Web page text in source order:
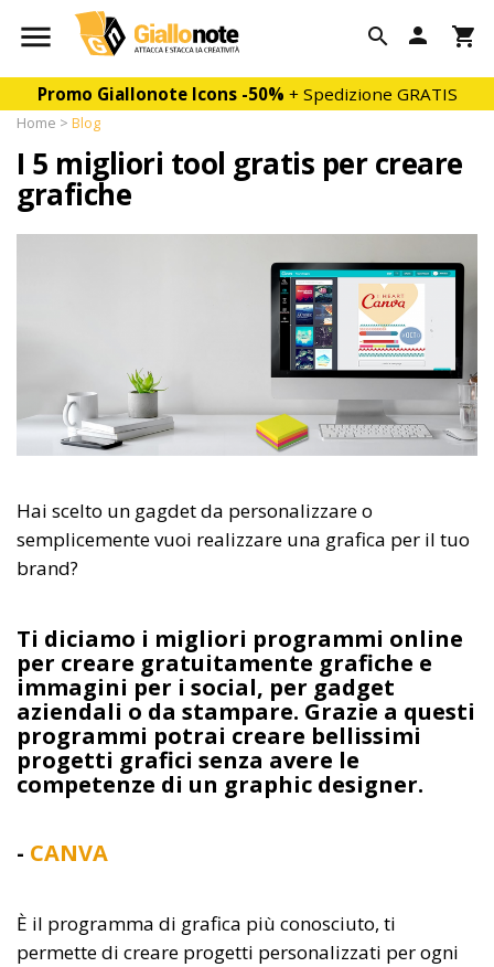
 shopping_cart
person

Promo Giallonote Icons -50% + Spedizione GRATIS
Home Blog
I 5 migliori tool gratis per creare
grafiche
Hai scelto un gagdet da personalizzare o
semplicemente vuoi realizzare una grafica per il tuo
brand?
Ti diciamo i migliori programmi online
per creare gratuitamente grafiche e
immagini per i social, per gadget
aziendali o da stampare. Grazie a questi
programmi potrai creare bellissimi
progetti grafici senza avere le
competenze di un graphic designer.
- CANVA
È il programma di grafica più conosciuto, ti
permette di creare progetti personalizzati per ogni